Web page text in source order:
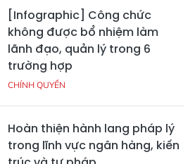
[Infographic] Công chức
không được bổ nhiệm làm
lãnh đạo, quản lý trong 6
trường hợp
CHÍNH QUYỀN
Hoàn thiện hành lang pháp lý
trong lĩnh vực ngân hàng, kiến